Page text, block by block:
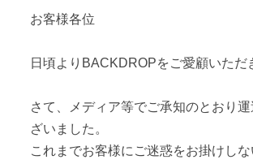
お客様各位
日頃よりBACKDROPをご愛顧いただ
さて、メディア等でご承知のとおり
ざいました。
これまでお客様にご迷惑をお掛けし